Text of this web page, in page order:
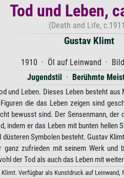
Tod und Leben,
(Death and Life,
Gustav Klimt
1910 · Öl auf Leinwand ·
Jugendstil· Berühmte
und Leben. Dieses Leben besteht
die das Leben zeigen sind
bewusst sind. Der Sensenmann,
indem er das Leben mit bunten
Symbolen besteht. Gustav
zufrieden mit seinem Werk und
der Tod als auch das Leben mit
Verfügbar als Kunstdruck auf